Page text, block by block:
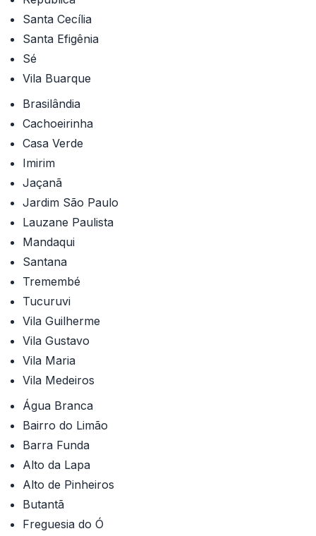
Santa Cecília
Santa Efigênia
Sé
Vila Buarque
Brasilândia
Cachoeirinha
Casa Verde
Imirim
Jaçanã
Jardim São Paulo
Lauzane Paulista
Mandaqui
Santana
Tremembé
Tucuruvi
Vila Guilherme
Vila Gustavo
Vila Maria
Vila Medeiros
Água Branca
Bairro do Limão
Barra Funda
Alto da Lapa
Alto de Pinheiros
Butantã
Freguesia do Ó